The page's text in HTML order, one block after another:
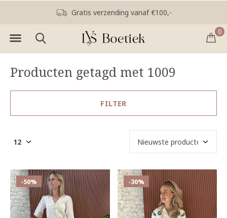
0
Gratis verzending vanaf €100,-
Producten getagd met 1009
FILTER
-50% -30%